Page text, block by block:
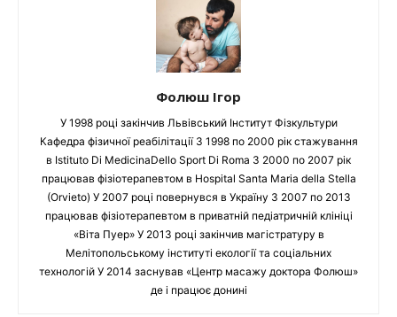
Фолюш Ігор
У 1998 році закінчив Львівський Інститут Фізкультури
Кафедра фізичної реабілітації З 1998 по 2000 рік стажування
в Istituto Di MedicinaDello Sport Di Roma З 2000 по 2007 рік
працював фізіотерапевтом в Hospital Santa Maria della Stella
(Orvieto) У 2007 році повернувся в Україну З 2007 по 2013
працював фізіотерапевтом в приватній педіатричній клініці
«Віта Пуер» У 2013 році закінчив магістратуру в
Мелітопольському інституті екології та соціальних
технологій У 2014 заснував «Центр масажу доктора Фолюш»
де і працює донині